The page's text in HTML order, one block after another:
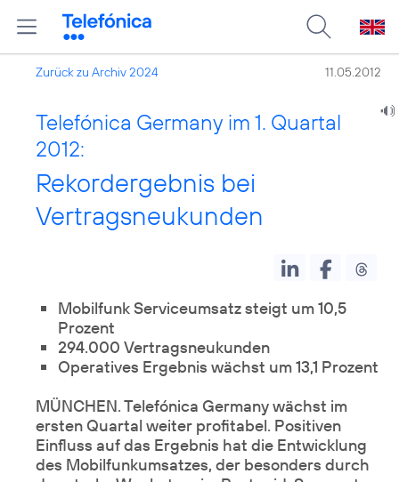
Zurück zu Archiv 2024 11.05.2012
Telefónica Germany im 1. Quartal
2012:
Rekordergebnis bei
Vertragsneukunden
Mobilfunk Serviceumsatz steigt um 10,5
Prozent
294.000 Vertragsneukunden
Operatives Ergebnis wächst um 13,1 Prozent
MÜNCHEN. Telefónica Germany wächst im
ersten Quartal weiter profitabel. Positiven
Einfluss auf das Ergebnis hat die Entwicklung
des Mobilfunkumsatzes, der besonders durch